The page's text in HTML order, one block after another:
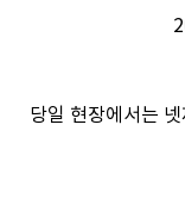
당일 현장에서는